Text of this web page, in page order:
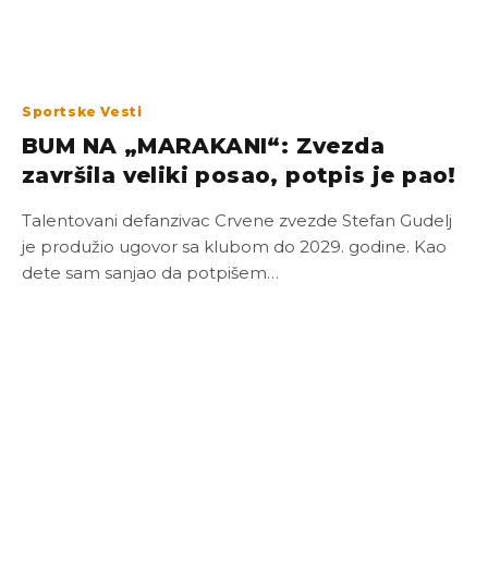
Sportske Vesti
BUM NA „MARAKANI“: Zvezda
završila veliki posao, potpis je pao!
Talentovani defanzivac Crvene zvezde Stefan Gudelj
je produžio ugovor sa klubom do 2029. godine. Kao
dete sam sanjao da potpišem…